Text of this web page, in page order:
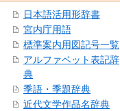
日本語活用形辞書
宮内庁用語
標準案内用図記号一覧
アルファベット表記辞
典
季語・季題辞典
近代文学作品名辞典